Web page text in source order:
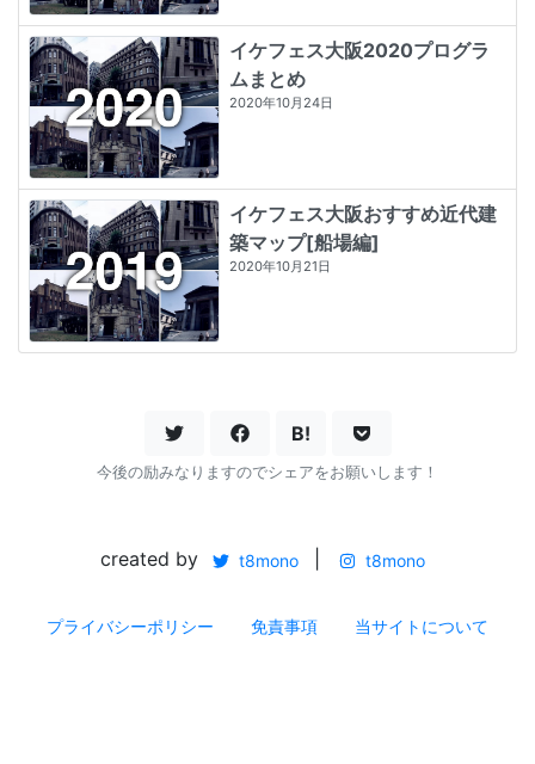
イケフェス大阪2020プログラ
ムまとめ
2020年10月24日
イケフェス大阪おすすめ近代建
築マップ[船場編]
2020年10月21日
B!
今後の励みなりますのでシェアをお願いします！
created by t8mono t8mono
プライバシーポリシー 免責事項 当サイトについて